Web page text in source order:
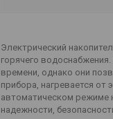
Электрический
горячего
времени, однако они
прибора, нагревается от
автоматическом режиме
надежности,